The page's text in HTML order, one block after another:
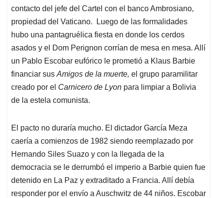
contacto del jefe del Cartel con el banco Ambrosiano,
propiedad del Vaticano. Luego de las formalidades
hubo una pantagruélica fiesta en donde los cerdos
asados y el Dom Perignon corrían de mesa en mesa. Allí
un Pablo Escobar eufórico le prometió a Klaus Barbie
financiar sus Amigos de la muerte, el grupo paramilitar
creado por el Carnicero de Lyon para limpiar a Bolivia
de la estela comunista.
El pacto no duraría mucho. El dictador García Meza
caería a comienzos de 1982 siendo reemplazado por
Hernando Siles Suazo y con la llegada de la
democracia se le derrumbó el imperio a Barbie quien fue
detenido en La Paz y extraditado a Francia. Allí debía
responder por el envío a Auschwitz de 44 niños. Escobar